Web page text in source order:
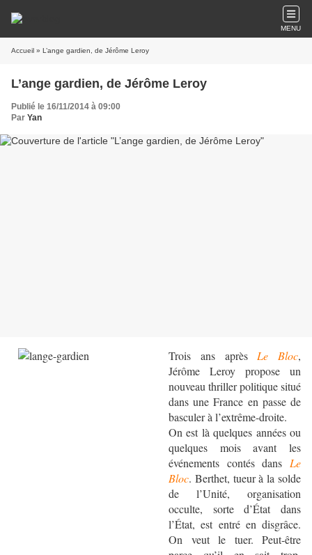
MENU
Accueil » L’ange gardien, de Jérôme Leroy
L’ange gardien, de Jérôme Leroy
Publié le 16/11/2014 à 09:00
Par Yan
Trois ans après Le Bloc,
Jérôme Leroy propose un
nouveau thriller politique situé
dans une France en passe de
basculer à l’extrême-droite.
On est là quelques années ou
quelques mois avant les
événements contés dans Le
Bloc. Berthet, tueur à la solde
de l’Unité, organisation
occulte, sorte d’État dans
l’État, est entré en disgrâce.
On veut le tuer. Peut-être